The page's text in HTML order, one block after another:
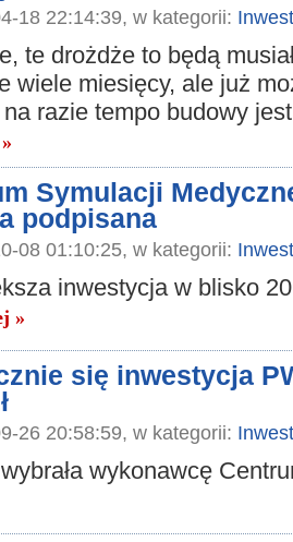
18 22:14:39, w kategorii:
te drożdże to będą
wiele miesięcy, ale już
razie tempo budowy jest
Symulacji
podpisana
08 01:10:25, w kategorii:
inwestycja w blisko
»
się inwestycja
26 20:58:59, w kategorii:
wykonawcę